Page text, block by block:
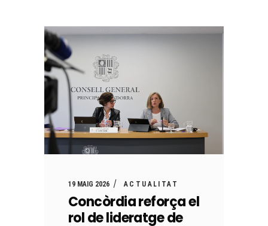
19 MAIG 2026 ACTUALITAT
Concòrdia reforça el
rol de lideratge de